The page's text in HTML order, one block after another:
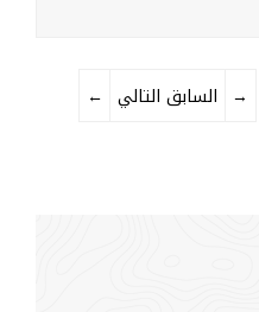
← السابق →